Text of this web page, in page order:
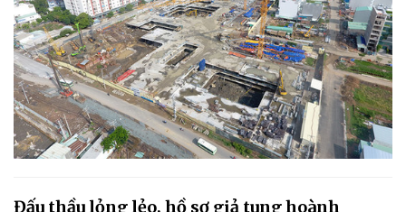
Đấu thầu lỏng lẻo, hồ sơ giả tung hoành